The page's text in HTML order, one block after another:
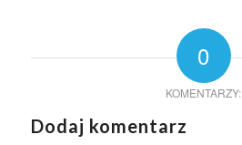
0
KOMENTARZY:
Dodaj komentarz